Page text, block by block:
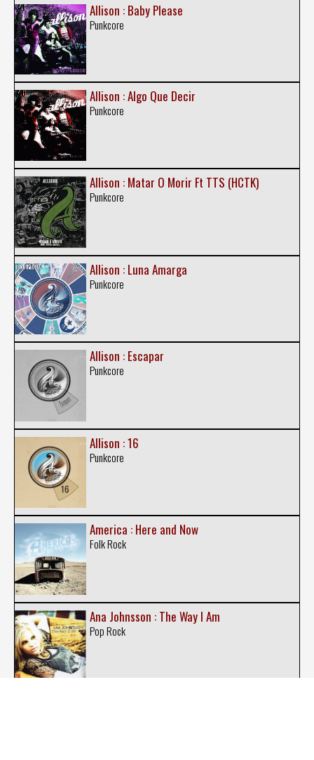
Allison : Baby Please
Punkcore
Allison : Algo Que Decir
Punkcore
Allison : Matar O Morir Ft TTS (HCTK)
Punkcore
Allison : Luna Amarga
Punkcore
Allison : Escapar
Punkcore
Allison : 16
Punkcore
America : Here and Now
Folk Rock
Ana Johnsson : The Way I Am
Pop Rock